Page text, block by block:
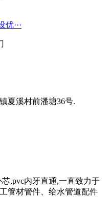
···
夏溪村前潘塘36号.
,pvc内牙直通,一直致力于
管材管件、给水管道配件